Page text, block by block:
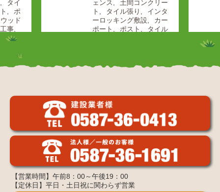
タイ
ポ
ウッド
事
砂
ガー
事
ェンス
土間コンクリー
ト
タイル張り
インタ
ーロッキング敷設
カー
ポート
ポスト
タイル
灯
植栽工事
シンボル
【営業時間】午前8：00～午後19：00
【定休日】平日・土日祝に関わらず営業